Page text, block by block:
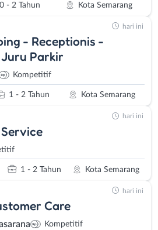
0 - 2 Tahun Kota Semarang
- Receptionis -
Parkir
Kompetitif
1 - 2 Tahun Kota Semarang
hari ini
1 - 2 Tahun Kota Semarang
hari ini
Care
Kompetitif
hari ini